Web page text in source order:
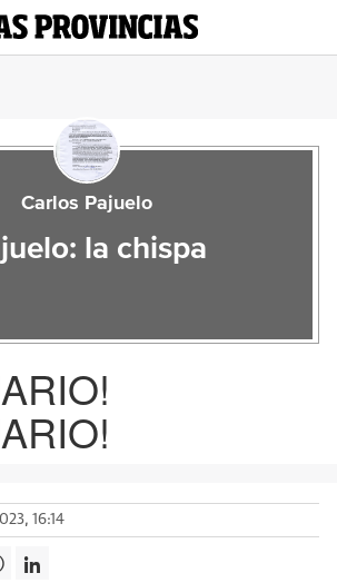
Carlos Pajuelo
la chispa
16:14